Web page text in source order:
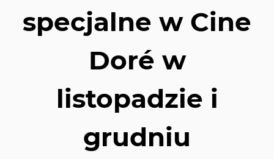
specjalne w Cine
Doré w
listopadzie i
grudniu